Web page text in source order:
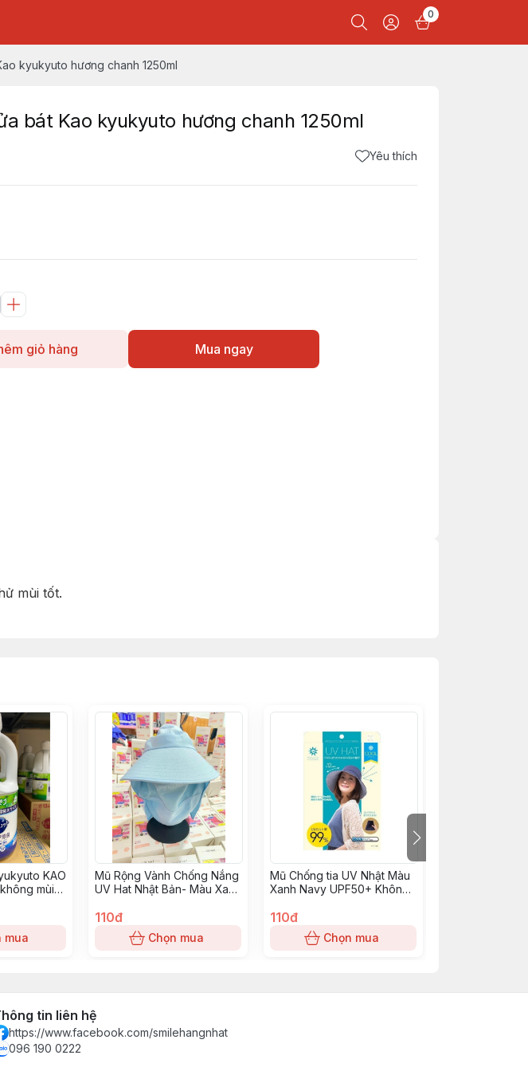
0
kyukyuto hương chanh 1250ml
bát Kao kyukyuto hương chanh 1250ml
Yêu thích
giỏ hàng Mua ngay
mùi tốt.
KAO
mùi
mua
Mũ Rộng Vành Chống Nắng
UV Hat Nhật Bản- Màu Xanh
110đ
Chọn mua
Mũ Chống tia UV Nhật Màu
Xanh Navy UPF50+ Không
110đ
Chọn mua
tin liên hệ
https://www.facebook.com/smilehangnhat
096 190 0222